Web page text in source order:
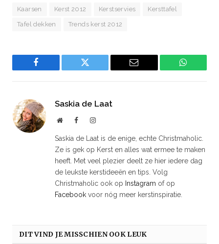
Kaarsen Kerst 2012 Kerstservies Kersttafel
Tafel dekken Trends kerst 2012
Facebook Twitter Email
Saskia de Laat
WebsiteFacebookInstagram
Saskia de Laat is de enige, echte Christmaholic.
Ze is gek op Kerst en alles wat ermee te maken
heeft. Met veel plezier deelt ze hier iedere dag
de leukste kerstideeën en tips. Volg
Christmaholic ook op Instagram of op
Facebook voor nóg meer kerstinspiratie.
DIT VIND JE MISSCHIEN OOK LEUK